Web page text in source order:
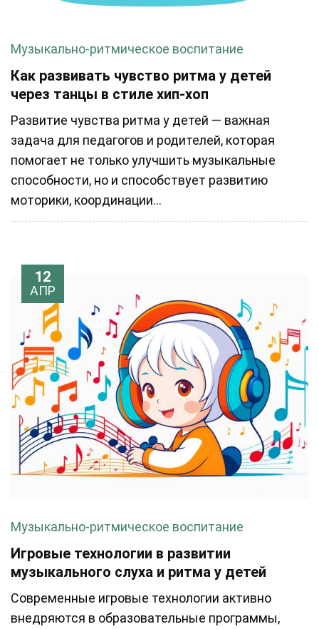
Музыкально-ритмическое воспитание
Как развивать чувство ритма у детей
через танцы в стиле хип-хоп
Развитие чувства ритма у детей — важная
задача для педагогов и родителей, которая
помогает не только улучшить музыкальные
способности, но и способствует развитию
моторики, координации...
12
АПР
Музыкально-ритмическое воспитание
Игровые технологии в развитии
музыкального слуха и ритма у детей
Современные игровые технологии активно
внедряются в образовательные программы,